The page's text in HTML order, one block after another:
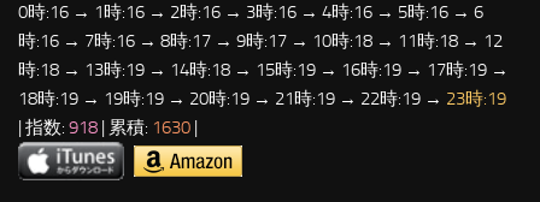
0時:16 → 1時:16 → 2時:16 → 3時:16 → 4時:16 → 5時:16 → 6
時:16 → 7時:16 → 8時:17 → 9時:17 → 10時:18 → 11時:18 → 12
時:18 → 13時:19 → 14時:18 → 15時:19 → 16時:19 → 17時:19 →
18時:19 → 19時:19 → 20時:19 → 21時:19 → 22時:19 → 23時:19
| 指数: 918 | 累積: 1630 |